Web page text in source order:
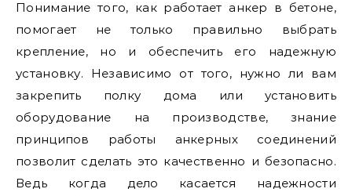
Понимание того, как работает анкер в бетоне,
помогает не только правильно выбрать
крепление, но и обеспечить его надежную
установку. Независимо от того, нужно ли вам
закрепить полку дома или установить
оборудование на производстве, знание
принципов работы анкерных соединений
позволит сделать это качественно и безопасно.
Ведь когда дело касается надежности